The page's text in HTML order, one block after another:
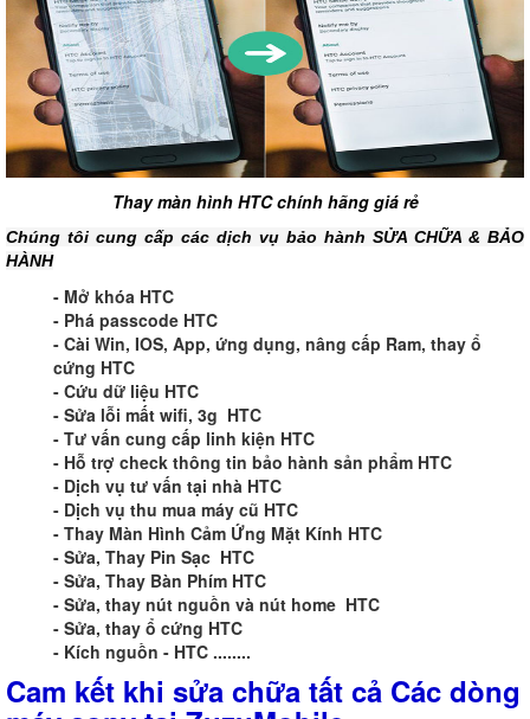
Thay màn hình HTC chính hãng giá rẻ
Chúng tôi cung cấp các dịch vụ bảo hành SỬA CHỮA & BẢO
HÀNH
- Mở khóa HTC
- Phá passcode HTC
- Cài Win, IOS, App, ứng dụng, nâng cấp Ram, thay ổ
cứng HTC
- Cứu dữ liệu HTC
- Sửa lỗi mất wifi, 3g HTC
- Tư vấn cung cấp linh kiện HTC
- Hỗ trợ check thông tin bảo hành sản phẩm HTC
- Dịch vụ tư vấn tại nhà HTC
- Dịch vụ thu mua máy cũ HTC
- Thay Màn Hình Cảm Ứng Mặt Kính HTC
- Sửa, Thay Pin Sạc HTC
- Sửa, Thay Bàn Phím HTC
- Sửa, thay nút nguồn và nút home HTC
- Sửa, thay ổ cứng HTC
- Kích nguồn - HTC ........
Cam kết khi sửa chữa tất cả Các dòng